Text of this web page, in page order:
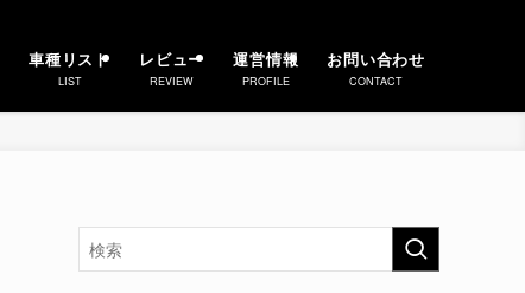
車種リスト
LIST
レビュー
REVIEW
運営情報
PROFILE
お問い合わせ
CONTACT